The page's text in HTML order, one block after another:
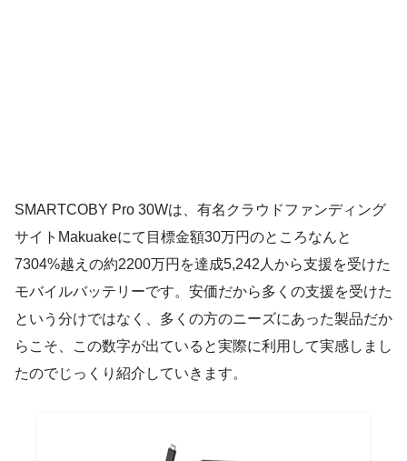
SMARTCOBY Pro 30Wは、有名クラウドファンディング
サイトMakuakeにて目標金額30万円のところなんと
7304%越えの約2200万円を達成5,242人から支援を受けた
モバイルバッテリーです。安価だから多くの支援を受けた
という分けではなく、多くの方のニーズにあった製品だか
らこそ、この数字が出ていると実際に利用して実感しまし
たのでじっくり紹介していきます。